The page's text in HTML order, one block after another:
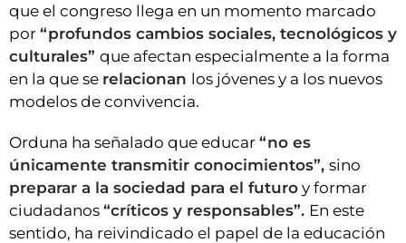
que el congreso llega en un momento marcado
por “profundos cambios sociales, tecnológicos y
culturales” que afectan especialmente a la forma
en la que se relacionan los jóvenes y a los nuevos
modelos de convivencia.
Orduna ha señalado que educar “no es
únicamente transmitir conocimientos”, sino
preparar a la sociedad para el futuro y formar
ciudadanos “críticos y responsables”. En este
sentido, ha reivindicado el papel de la educación